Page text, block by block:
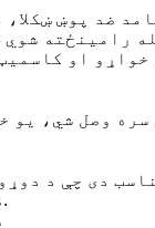
ضد پوښ
رامینځته
دی چې د
ضد جامد لپاره ځانګړي اړتیاوې لري.